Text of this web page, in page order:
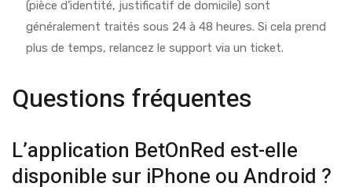
(pièce d’identité, justificatif de domicile) sont
généralement traités sous 24 à 48 heures. Si cela prend
plus de temps, relancez le support via un ticket.
Questions fréquentes
L’application BetOnRed est-elle
disponible sur iPhone ou Android ?